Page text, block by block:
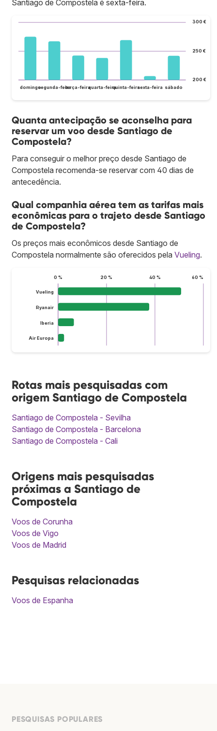
Santiago de Compostela é sexta-feira.
200 €
250 €
300 €
domingosegunda-feiraterça-feiraquarta-feiraquinta-feirasexta-feira sábado
Quanta antecipação se aconselha para
reservar um voo desde Santiago de
Compostela?
Para conseguir o melhor preço desde Santiago de
Compostela recomenda-se reservar com 40 dias de
antecedência.
Qual companhia aérea tem as tarifas mais
econômicas para o trajeto desde Santiago
de Compostela?
Os preços mais econômicos desde Santiago de
Compostela normalmente são oferecidos pela Vueling.
0 % 20 % 40 % 60 %
Vueling
Ryanair
Iberia
Air Europa
Rotas mais pesquisadas com
origem Santiago de Compostela
Santiago de Compostela - Sevilha
Santiago de Compostela - Barcelona
Santiago de Compostela - Cali
Origens mais pesquisadas
próximas a Santiago de
Compostela
Voos de Corunha
Voos de Vigo
Voos de Madrid
Pesquisas relacionadas
Voos de Espanha
PESQUISAS POPULARES